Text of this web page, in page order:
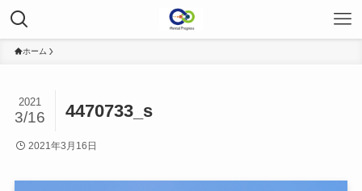
ホーム
4470733_s
2021
3/16
2021年3月16日